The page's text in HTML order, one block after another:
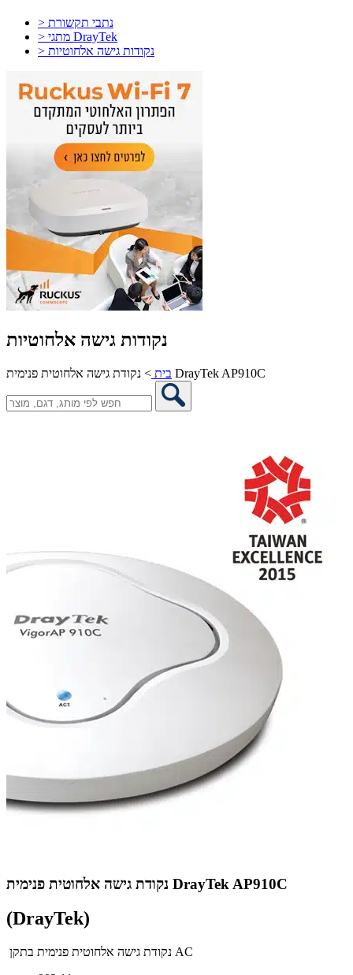
> נתבי תקשורת
> מתגי DrayTek
> נקודות גישה אלחוטיות
נקודות גישה אלחוטיות
בית > נקודת גישה אלחוטית פנימית DrayTek AP910C
נקודת גישה אלחוטית פנימית DrayTek AP910C
(DrayTek)
נקודת גישה אלחוטית פנימית בתקן AC